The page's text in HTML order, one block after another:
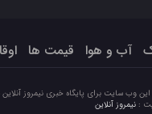
آب و هوا قیمت ها
وب سایت برای پایگاه خبری نیمروز
: نیمروز آنلاین